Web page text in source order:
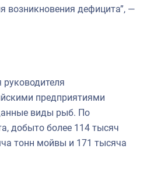
возникновения дефицита”, —
предприятиями
виды рыб. По
добыто более 114 тысяч
тонн мойвы и 171 тысяча